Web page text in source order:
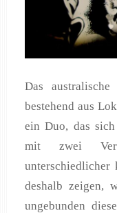
Das australische
bestehend aus
ein Duo, das
mit zwei
unterschiedlicher
deshalb zeigen,
ungebunden